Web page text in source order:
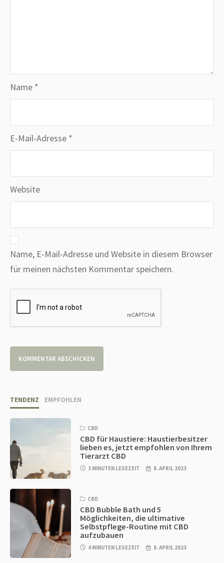
Name *
E-Mail-Adresse *
Website
Name, E-Mail-Adresse und Website in diesem Browser
für meinen nächsten Kommentar speichern.
TENDENZ EMPFOHLEN
CBD
CBD für Haustiere: Haustierbesitzer
lieben es, jetzt empfohlen von Ihrem
Tierarzt CBD
3 MINUTEN LESEZEIT 8. APRIL 2023
CBD
CBD Bubble Bath und 5
Möglichkeiten, die ultimative
Selbstpflege-Routine mit CBD
aufzubauen
4 MINUTEN LESEZEIT 8. APRIL 2023